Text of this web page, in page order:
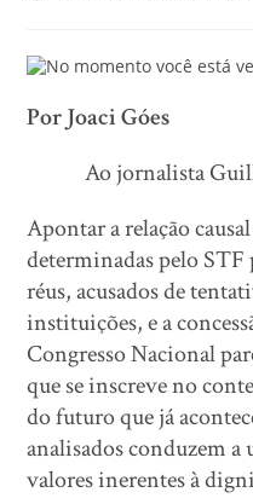
Por Joaci Góes
Ao jornalista
Apontar a relação
determinadas pelo STF
réus, acusados de
instituições, e a
Congresso Nacional
que se inscreve no
do futuro que já
analisados conduzem
valores inerentes à